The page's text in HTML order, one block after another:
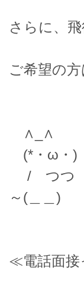
さらに、
ご希望の
∧_∧
(*・ω・)
/ つつ 分
～(＿＿)
≪電話面接